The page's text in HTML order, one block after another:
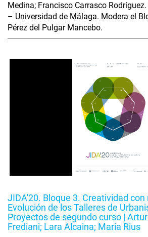
Medina; Francisco Carrasco
– Universidad de Málaga. Modera el
Pérez del Pulgar Mancebo.
JIDA'20. Bloque 3. Creatividad
Evolución de los Talleres de
Proyectos de segundo curso |
Frediani; Lara Alcaina; Maria Rius